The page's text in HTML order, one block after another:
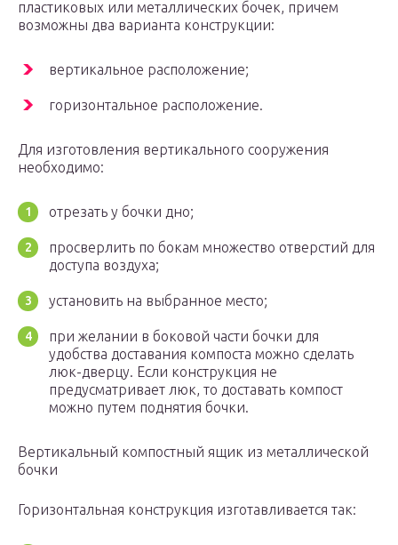
пластиковых или металлических бочек, причем
возможны два варианта конструкции:
вертикальное расположение;
горизонтальное расположение.
Для изготовления вертикального сооружения
необходимо:
отрезать у бочки дно;
просверлить по бокам множество отверстий для
доступа воздуха;
установить на выбранное место;
при желании в боковой части бочки для
удобства доставания компоста можно сделать
люк-дверцу. Если конструкция не
предусматривает люк, то доставать компост
можно путем поднятия бочки.
Вертикальный компостный ящик из металлической
бочки
Горизонтальная конструкция изготавливается так: